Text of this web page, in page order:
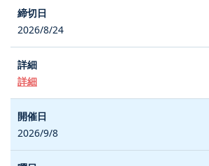
2026/8/24
詳細
2026/9/8